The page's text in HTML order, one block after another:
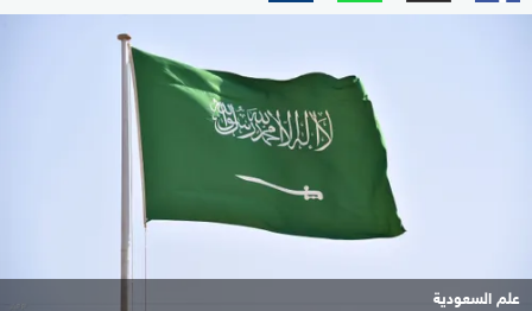
علم السعودية